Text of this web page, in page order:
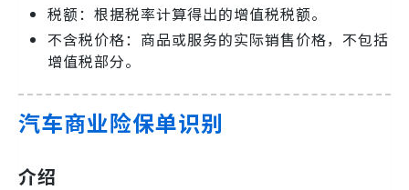
税额：根据税率计算得出的增值税税额。
不含税价格：商品或服务的实际销售价格，不包括
增值税部分。
汽车商业险保单识别
介绍